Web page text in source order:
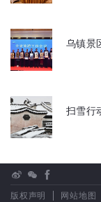
乌镇景
扫雪行
版权声明 网站地图